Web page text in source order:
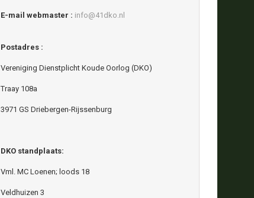
E-mail webmaster : info@41dko.nl
Postadres :
Vereniging Dienstplicht Koude Oorlog (DKO)
Traay 108a
3971 GS Driebergen-Rijssenburg
DKO standplaats:
Vml. MC Loenen; loods 18
Veldhuizen 3